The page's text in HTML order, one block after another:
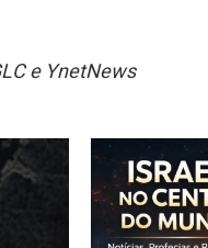
e YnetNews